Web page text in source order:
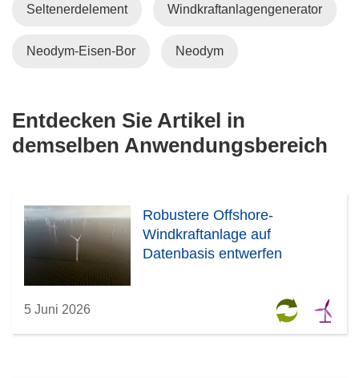
Seltenerdelement Windkraftanlagengenerator
Neodym-Eisen-Bor Neodym
Entdecken Sie Artikel in
demselben Anwendungsbereich
Robustere Offshore-
Windkraftanlage auf
Datenbasis entwerfen
5 Juni 2026